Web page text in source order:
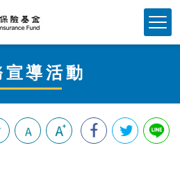
宣導活動